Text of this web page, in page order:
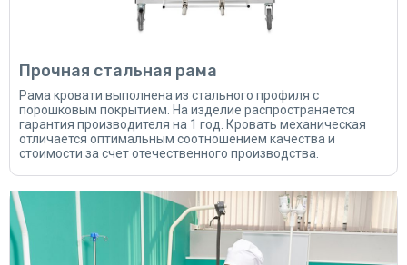
Прочная стальная рама
Рама кровати выполнена из стального профиля с
порошковым покрытием. На изделие распространяется
гарантия производителя на 1 год. Кровать механическая
отличается оптимальным соотношением качества и
стоимости за счет отечественного производства.